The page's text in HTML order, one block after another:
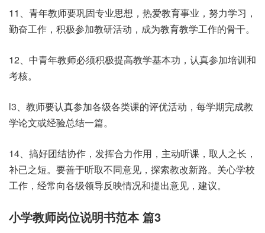
11、青年教师要巩固专业思想，热爱教育事业，努力学习，
勤奋工作，积极参加教研活动，成为教育教学工作的骨干。
12、中青年教师必须积极提高教学基本功，认真参加培训和
考核。
l3、教师要认真参加各级各类课的评优活动，每学期完成教
学论文或经验总结一篇。
14、搞好团结协作，发挥合力作用，主动听课，取人之长，
补已之短。要善于听取不同意见，探索教改新路。关心学校
工作，经常向各级领导反映情况和提出意见，建议。
小学教师岗位说明书范本 篇3